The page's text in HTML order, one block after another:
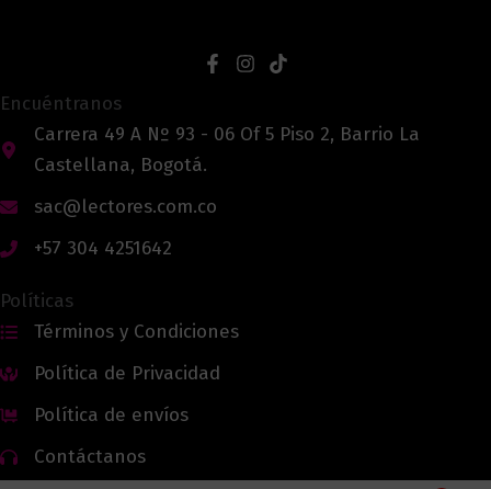
Encuéntranos
Carrera 49 A Nº 93 - 06 Of 5 Piso 2, Barrio La
Castellana, Bogotá.
sac@lectores.com.co
+57 304 4251642
Políticas
Términos y Condiciones
Política de Privacidad
Política de envíos
Contáctanos